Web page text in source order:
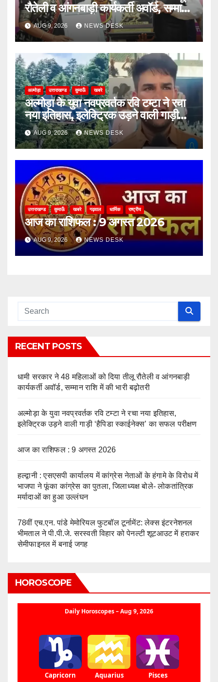
रौतेली व आंगनबाड़ी कार्यकर्ती अवॉर्ड, सम्मान
राशि में की भारी बढ़ोतरी
AUG 9, 2026 NEWS DESK
अल्मोड़ा उत्तराखण्ड कुमाऊँ खबरे
अल्मोड़ा के युवा नवप्रवर्तक रवि टम्टा ने रचा
नया इतिहास, इलेक्ट्रिक उड़ने वाली गाड़ी
‘हैपिडा स्काईनेक्स’ का सफल परीक्षण
AUG 9, 2026 NEWS DESK
उत्तराखण्ड कुमाऊँ खबरे गढ़वाल धार्मिक राष्ट्रीय
आज का राशिफल : 9 अगस्त 2026
AUG 9, 2026 NEWS DESK
RECENT POSTS
धामी सरकार ने 48 महिलाओं को दिया तीलू रौतेली व आंगनबाड़ी
कार्यकर्ती अवॉर्ड, सम्मान राशि में की भारी बढ़ोतरी
अल्मोड़ा के युवा नवप्रवर्तक रवि टम्टा ने रचा नया इतिहास,
इलेक्ट्रिक उड़ने वाली गाड़ी ‘हैपिडा स्काईनेक्स’ का सफल परीक्षण
आज का राशिफल : 9 अगस्त 2026
हल्द्वानी : एसएसपी कार्यालय में कांग्रेस नेताओं के हंगामे के विरोध में
भाजपा ने फूंका कांग्रेस का पुतला, जिलाध्यक्ष बोले- लोकतांत्रिक
मर्यादाओं का हुआ उल्लंघन
78वीं एच.एन. पांडे मेमोरियल फुटबॉल टूर्नामेंट: लेक्स इंटरनेशनल
भीमताल ने पी.पी.जे. सरस्वती विहार को पेनल्टी शूटआउट में हराकर
सेमीफाइनल में बनाई जगह
HOROSCOPE